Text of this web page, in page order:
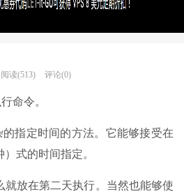
阅读(513) 评论(0)
命令。
指定时间的方法。它能够接受在
式的时间指定。
就放在第二天执行。当然也能够使